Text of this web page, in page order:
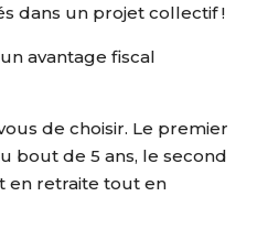
dans un projet collectif !
avantage fiscal
de choisir. Le premier
bout de 5 ans, le second
en retraite tout en